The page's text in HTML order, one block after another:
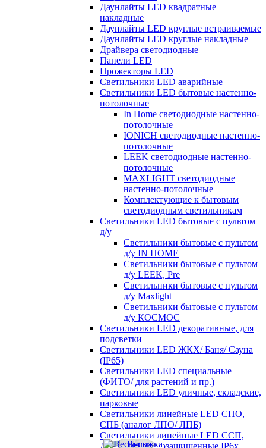
Даунлайты LED квадратные
накладные
Даунлайты LED круглые встраиваемые
Даунлайты LED круглые накладные
Драйвера светодиодные
Панели LED
Прожекторы LED
Светильники LED аварийные
Светильники LED бытовые настенно-
потолочные
In Home светодиодные настенно-
потолочные
IONICH светодиодные настенно-
потолочные
LEEK светодиодные настенно-
потолочные
MAXLIGHT светодиодные
настенно-потолочные
Комплектующие к бытовым
светодиодным светильникам
Светильники LED бытовые с пультом
д/у
Светильники бытовые с пультом
д/у IN HOME
Светильники бытовые с пультом
д/у LEEK, Pre
Светильники бытовые с пультом
д/у Maxlight
Светильники бытовые с пультом
д/у КОСМОС
Светильники LED декоративные, для
подсветки
Светильники LED ЖКХ/ Баня/ Сауна
(IP65)
Светильники LED специальные
(ФИТО/ для растений и пр.)
Светильники LED уличные, складские,
парковые
Светильники линейные LED СПО,
СПБ (аналог ЛПО/ ЛПБ)
Светильники линейные LED ССП,